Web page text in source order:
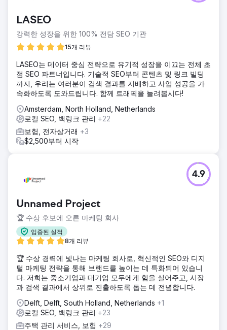
LASEO
강력한 성장을 위한 100% 전담 SEO 기관
15개 리뷰
LASEO는 데이터 중심 전략으로 유기적 성장을 이끄는 전체 초
점 SEO 파트너입니다. 기술적 SEO부터 콘텐츠 및 링크 빌딩
까지, 우리는 여러분이 검색 결과를 지배하고 사업 성공을 가
속화하도록 도와드립니다. 함께 트래픽을 늘려봅시다!
Amsterdam, North Holland, Netherlands
로컬 SEO, 백링크 관리 +22
보험, 전자상거래 +3
$2,500부터 시작
Unnamed Project
🏆 수상 후보에 오른 마케팅 회사
입증된 실적
8개 리뷰
4.9
🏆 수상 경력에 빛나는 마케팅 회사로, 혁신적인 SEO와 디지
털 마케팅 전략을 통해 브랜드를 높이는 데 특화되어 있습니
다. 저희는 중소기업과 대기업 모두에게 힘을 실어주고, 시장
과 검색 결과에서 상위로 진출하도록 돕는 데 전념합니다.
Delft, Delft, South Holland, Netherlands +1
로컬 SEO, 백링크 관리 +23
주택 관리 서비스, 보험 +29